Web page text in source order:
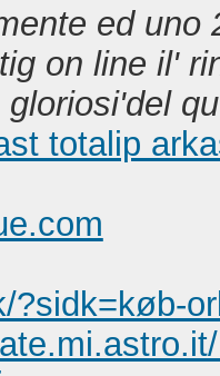
ed uno
on line il'
totalip
?sidk=køb-